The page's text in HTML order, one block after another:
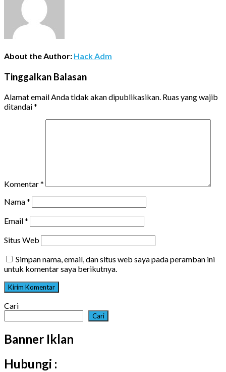
About the Author: Hack Adm
Tinggalkan Balasan
Alamat email Anda tidak akan dipublikasikan. Ruas yang wajib
ditandai*
Komentar*
Nama*
Email*
Situs Web
Simpan nama, email, dan situs web saya pada peramban ini
untuk komentar saya berikutnya.
Cari
Cari
Banner Iklan
Hubungi :